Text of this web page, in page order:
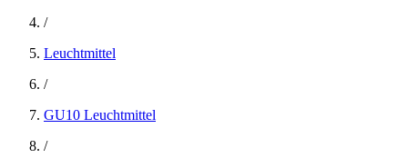
/
Leuchtmittel
/
GU10 Leuchtmittel
/